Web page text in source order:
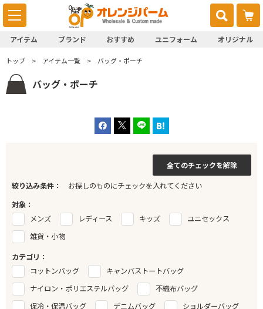
アイテム ブランド おすすめ ユニフォーム オリジナル
トップ アイテム一覧 バッグ・ポーチ
バッグ・ポーチ
全てのチェックを解除
絞り込み条件：
お探しのものにチェックを入れてください
対象：
メンズ
レディース キッズ
ユニセックス
雑貨・小物
カテゴリ：
コットンバッグ
キャンバストートバッグ
ナイロン・ポリエステルバッグ
不織布バッグ
保冷・保温バッグ
デニムバッグ
ショルダーバッグ